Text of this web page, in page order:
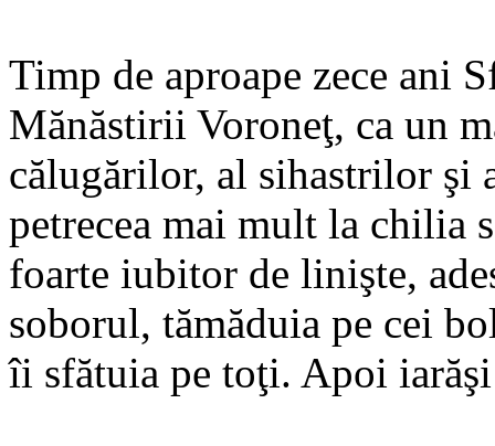
Timp de aproape zece ani
Mănăstirii Voroneţ, ca un
călugărilor, al sihastrilor
petrecea mai mult la chilia
foarte iubitor de linişte,
soborul, tămăduia pe cei
îi sfătuia pe toţi. Apoi